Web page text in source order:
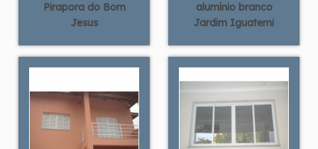
Pirapora do Bom
Jesus
alumínio branco
Jardim Iguatemi